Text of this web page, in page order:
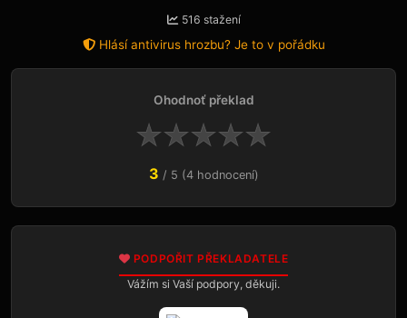
516 stažení
Hlásí antivirus hrozbu? Je to v pořádku
Ohodnoť překlad
★★★★★
3 / 5 (4 hodnocení)
PODPOŘIT PŘEKLADATELE
Vážím si Vaší podpory, děkuji.